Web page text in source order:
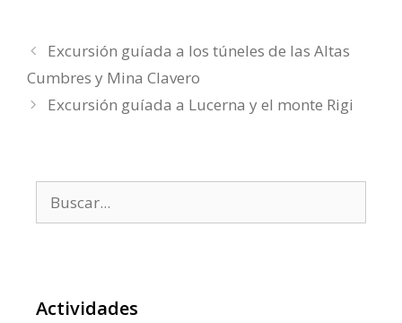
Excursión guíada a los túneles de las Altas
Cumbres y Mina Clavero
Excursión guíada a Lucerna y el monte Rigi
Actividades